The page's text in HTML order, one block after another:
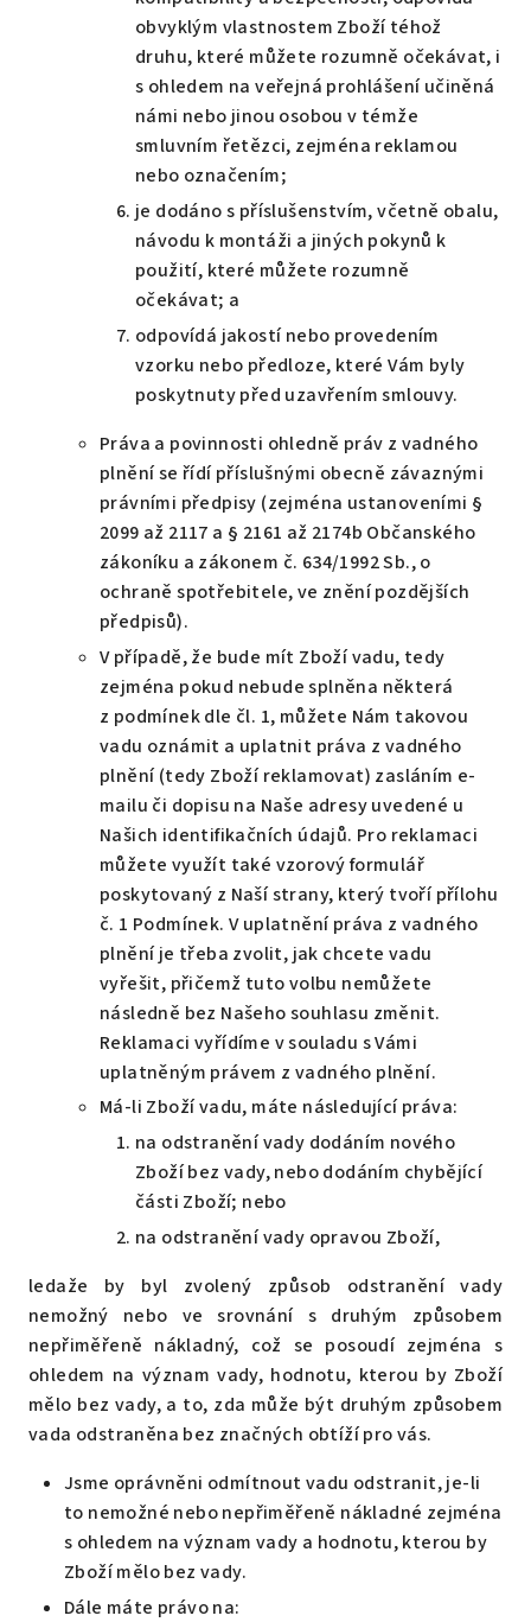
obvyklým vlastnostem Zboží téhož
druhu, které můžete rozumně očekávat, i
s ohledem na veřejná prohlášení učiněná
námi nebo jinou osobou v témže
smluvním řetězci, zejména reklamou
nebo označením;
je dodáno s příslušenstvím, včetně obalu,
návodu k montáži a jiných pokynů k
použití, které můžete rozumně
očekávat; a
odpovídá jakostí nebo provedením
vzorku nebo předloze, které Vám byly
poskytnuty před uzavřením smlouvy.
Práva a povinnosti ohledně práv z vadného
plnění se řídí příslušnými obecně závaznými
právními předpisy (zejména ustanoveními §
2099 až 2117 a § 2161 až 2174b Občanského
zákoníku a zákonem č. 634/1992 Sb., o
ochraně spotřebitele, ve znění pozdějších
předpisů).
V případě, že bude mít Zboží vadu, tedy
zejména pokud nebude splněna některá
z podmínek dle čl. 1, můžete Nám takovou
vadu oznámit a uplatnit práva z vadného
plnění (tedy Zboží reklamovat) zasláním e-
mailu či dopisu na Naše adresy uvedené u
Našich identifikačních údajů. Pro reklamaci
můžete využít také vzorový formulář
poskytovaný z Naší strany, který tvoří přílohu
č. 1 Podmínek. V uplatnění práva z vadného
plnění je třeba zvolit, jak chcete vadu
vyřešit, přičemž tuto volbu nemůžete
následně bez Našeho souhlasu změnit.
Reklamaci vyřídíme v souladu s Vámi
uplatněným právem z vadného plnění.
Má-li Zboží vadu, máte následující práva:
na odstranění vady dodáním nového
Zboží bez vady, nebo dodáním chybějící
části Zboží; nebo
na odstranění vady opravou Zboží,
ledaže by byl zvolený způsob odstranění vady
nemožný nebo ve srovnání s druhým způsobem
nepřiměřeně nákladný, což se posoudí zejména s
ohledem na význam vady, hodnotu, kterou by Zboží
mělo bez vady, a to, zda může být druhým způsobem
vada odstraněna bez značných obtíží pro vás.
Jsme oprávněni odmítnout vadu odstranit, je-li
to nemožné nebo nepřiměřeně nákladné zejména
s ohledem na význam vady a hodnotu, kterou by
Zboží mělo bez vady.
Dále máte právo na: